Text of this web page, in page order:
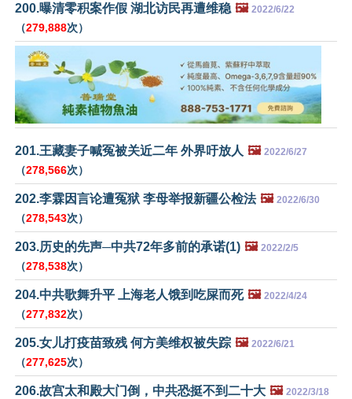
200.曝清零积案作假 湖北访民再遭维稳 🖼️ 2022/6/22
（279,888次）
201.王藏妻子喊冤被关近二年 外界吁放人 🖼️ 2022/6/27
（278,566次）
202.李霖因言论遭冤狱 李母举报新疆公检法 🖼️ 2022/6/30
（278,543次）
203.历史的先声─中共72年多前的承诺(1) 🖼️ 2022/2/5
（278,538次）
204.中共歌舞升平 上海老人饿到吃屎而死 🖼️ 2022/4/24
（277,832次）
205.女儿打疫苗致残 何方美维权被失踪 🖼️ 2022/6/21
（277,625次）
206.故宫太和殿大门倒，中共恐挺不到二十大 🖼️ 2022/3/18